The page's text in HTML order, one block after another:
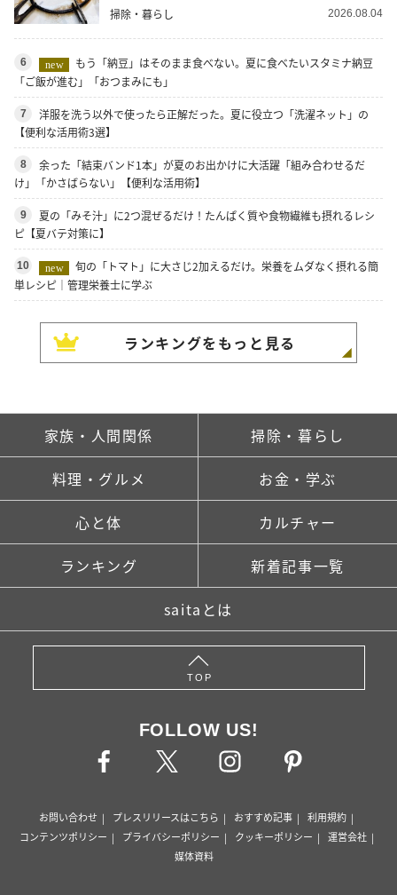
掃除・暮らし 2026.08.04
6 new
もう「納豆」はそのまま食べない。夏に食べたいスタミナ納豆
「ご飯が進む」「おつまみにも」
7
洋服を洗う以外で使ったら正解だった。夏に役立つ「洗濯ネット」の
【便利な活用術3選】
8
余った「結束バンド1本」が夏のお出かけに大活躍「組み合わせるだ
け」「かさばらない」【便利な活用術】
9
夏の「みそ汁」に2つ混ぜるだけ！たんぱく質や食物繊維も摂れるレシ
ピ【夏バテ対策に】
10 new
旬の「トマト」に大さじ2加えるだけ。栄養をムダなく摂れる簡
単レシピ｜管理栄養士に学ぶ
ランキングをもっと見る
家族・人間関係 掃除・暮らし
料理・グルメ お金・学ぶ
心と体 カルチャー
ランキング 新着記事一覧
saitaとは
TOP
FOLLOW US!
お問い合わせ プレスリリースはこちら おすすめ記事
利用規約
コンテンツポリシー
プライバシーポリシー クッキーポリシー
運営会社
媒体資料